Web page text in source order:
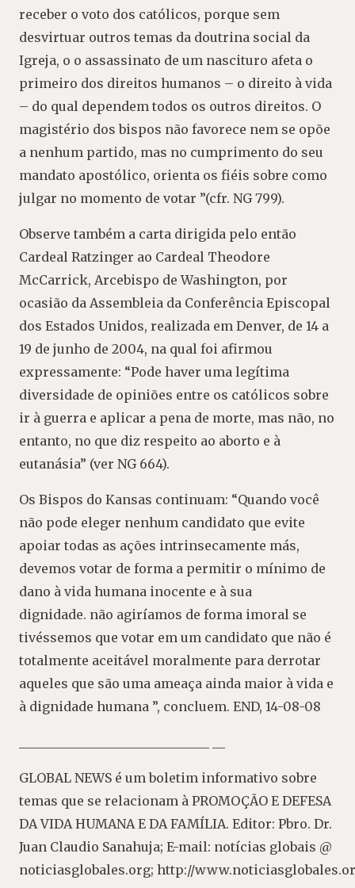
receber o voto dos católicos, porque sem
desvirtuar outros temas da doutrina social da
Igreja, o o assassinato de um nascituro afeta o
primeiro dos direitos humanos – o direito à vida
– do qual dependem todos os outros direitos. O
magistério dos bispos não favorece nem se opõe
a nenhum partido, mas no cumprimento do seu
mandato apostólico, orienta os fiéis sobre como
julgar no momento de votar ”(cfr. NG 799).
Observe também a carta dirigida pelo então
Cardeal Ratzinger ao Cardeal Theodore
McCarrick, Arcebispo de Washington, por
ocasião da Assembleia da Conferência Episcopal
dos Estados Unidos, realizada em Denver, de 14 a
19 de junho de 2004, na qual foi afirmou
expressamente: “Pode haver uma legítima
diversidade de opiniões entre os católicos sobre
ir à guerra e aplicar a pena de morte, mas não, no
entanto, no que diz respeito ao aborto e à
eutanásia” (ver NG 664).
Os Bispos do Kansas continuam: “Quando você
não pode eleger nenhum candidato que evite
apoiar todas as ações intrinsecamente más,
devemos votar de forma a permitir o mínimo de
dano à vida humana inocente e à sua
dignidade. não agiríamos de forma imoral se
tivéssemos que votar em um candidato que não é
totalmente aceitável moralmente para derrotar
aqueles que são uma ameaça ainda maior à vida e
à dignidade humana ”, concluem. END, 14-08-08
GLOBAL NEWS é um boletim informativo sobre
temas que se relacionam à PROMOÇÃO E DEFESA
DA VIDA HUMANA E DA FAMÍLIA. Editor: Pbro. Dr.
Juan Claudio Sanahuja; E-mail: notícias globais @
noticiasglobales.org; http://